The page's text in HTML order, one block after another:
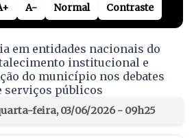
A- Normal Contraste
em entidades nacionais do
institucional e
do município nos debates
serviços públicos
feira, 03/06/2026 - 09h25